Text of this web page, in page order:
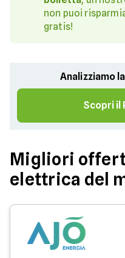
non puoi
gratis!
Analizziamo
Scopri il
Migliori
elettrica del